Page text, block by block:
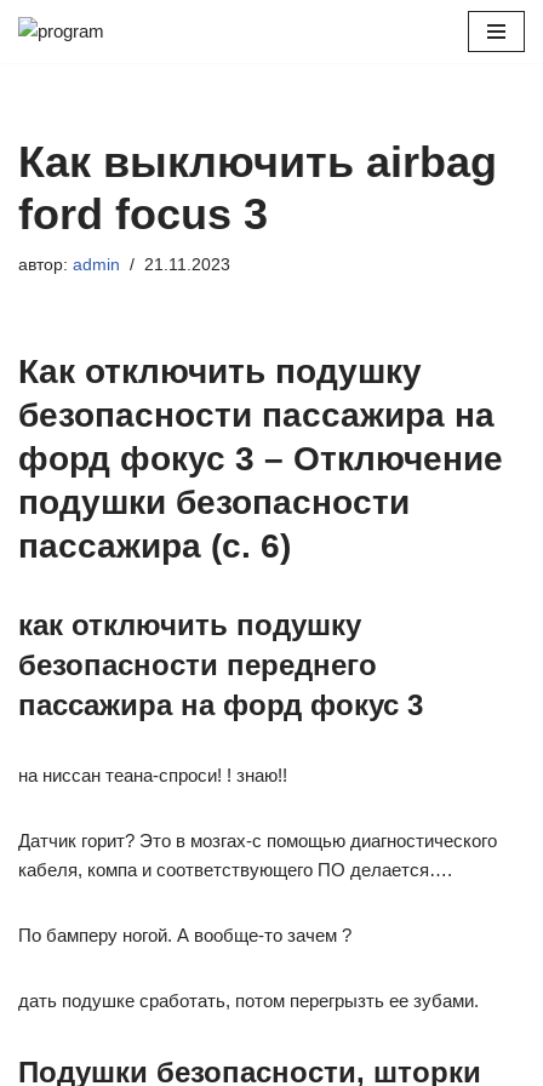
Как выключить airbag
ford focus 3
автор: admin 21.11.2023
Как отключить подушку
безопасности пассажира на
форд фокус 3 – Отключение
подушки безопасности
пассажира (с. 6)
как отключить подушку
безопасности переднего
пассажира на форд фокус 3
на ниссан теана-спроси! ! знаю!!
Датчик горит? Это в мозгах-с помощью диагностического
кабеля, компа и соответствующего ПО делается….
По бамперу ногой. А вообще-то зачем ?
дать подушке сработать, потом перегрызть ее зубами.
Подушки безопасности, шторки